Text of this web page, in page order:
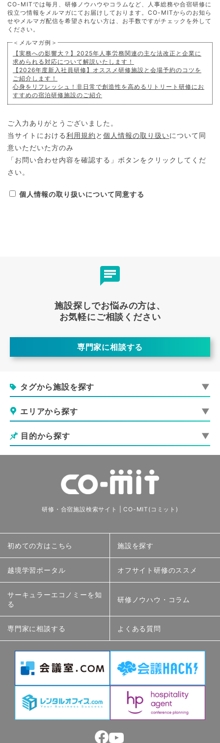
CO-MITでは毎月、研修ノウハウやコラムなど、人事総務や合宿研修に
役立つ情報をメルマガにてお届けしております。CO-MITからのお知ら
せやメルマガ配信を希望されない方は、お手数ですがチェックを外して
ください。
＜メルマガ例＞
【実務への影響大？】2025年人事労務関連の主な法改正と企業に
求められる対応について解説いたします！
【2026年度新入社員研修】オススメ研修施設と会場予約のコツを
ご紹介します！
心身をリフレッシュ！非日常で創造性を高めるリトリート研修にお
すすめの宿泊研修施設のご紹介
ご入力ありがとうございました。
当サイトにおける利用規約 と 個人情報の取り扱いについて同
意いただいた方のみ
「お問い合わせ内容を確認する」ボタンをクリックしてくだ
さい。
個人情報の取り扱いについて同意する
施設探しでお悩みの方は、
お気軽にご相談ください
専門家に相談する
タグから施設を探す
エリアから探す
目的から探す
研修・合宿施設検索サイト | CO-MIT(コミット)
初めての方はこちら 施設を探す
越境学習ポータル オフサイト研修のススメ
サーキュラーエコノミーを知
る
研修ノウハウ・コラム
専門家に相談する よくある質問